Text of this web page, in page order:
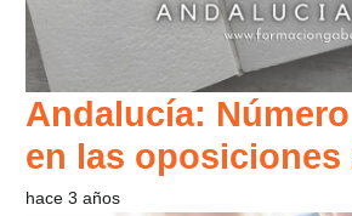
Andalucía:
en las oposiciones
hace 3 años